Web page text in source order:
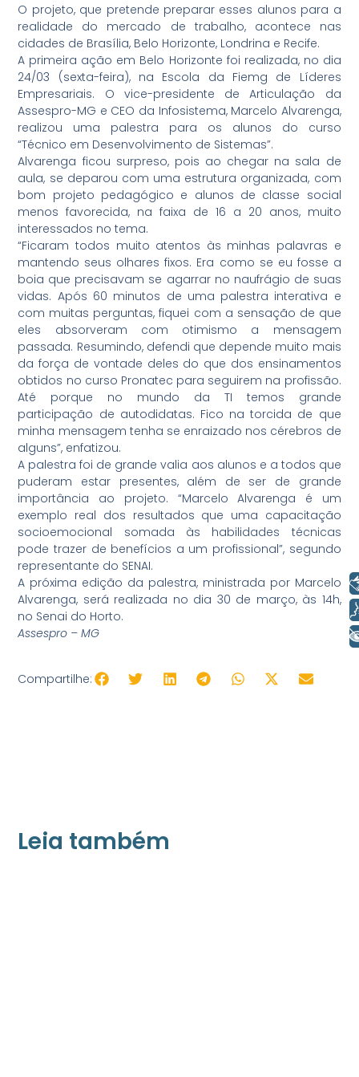
O projeto, que pretende preparar esses alunos para a
realidade do mercado de trabalho, acontece nas
cidades de Brasília, Belo Horizonte, Londrina e Recife.
A primeira ação em Belo Horizonte foi realizada, no dia
24/03 (sexta-feira), na Escola da Fiemg de Líderes
Empresariais. O vice-presidente de Articulação da
Assespro-MG e CEO da Infosistema, Marcelo Alvarenga,
realizou uma palestra para os alunos do curso
“Técnico em Desenvolvimento de Sistemas”.
Alvarenga ficou surpreso, pois ao chegar na sala de
aula, se deparou com uma estrutura organizada, com
bom projeto pedagógico e alunos de classe social
menos favorecida, na faixa de 16 a 20 anos, muito
interessados no tema.
“Ficaram todos muito atentos às minhas palavras e
mantendo seus olhares fixos. Era como se eu fosse a
boia que precisavam se agarrar no naufrágio de suas
vidas. Após 60 minutos de uma palestra interativa e
com muitas perguntas, fiquei com a sensação de que
eles absorveram com otimismo a mensagem
passada. Resumindo, defendi que depende muito mais
da força de vontade deles do que dos ensinamentos
obtidos no curso Pronatec para seguirem na profissão.
Até porque no mundo da TI temos grande
participação de autodidatas. Fico na torcida de que
minha mensagem tenha se enraizado nos cérebros de
alguns”, enfatizou.
A palestra foi de grande valia aos alunos e a todos que
puderam estar presentes, além de ser de grande
importância ao projeto. “Marcelo Alvarenga é um
exemplo real dos resultados que uma capacitação
socioemocional somada às habilidades técnicas
pode trazer de benefícios a um profissional”, segundo
representante do SENAI.
A próxima edição da palestra, ministrada por Marcelo
Alvarenga, será realizada no dia 30 de março, às 14h,
no Senai do Horto.
Assespro – MG
Compartilhe:
Leia também
Libras
Voz